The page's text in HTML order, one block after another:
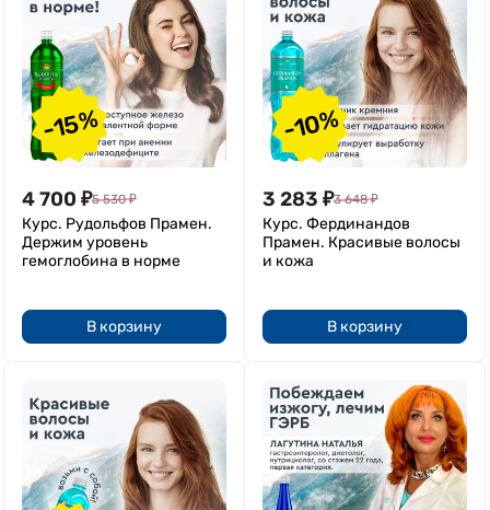
-15%
4 700 ₽5 530 ₽
Курс. Рудольфов Прамен.
Держим уровень
гемоглобина в норме
В корзину
-10%
3 283 ₽3 648 ₽
Курс. Фердинандов
Прамен. Красивые волосы
и кожа
В корзину